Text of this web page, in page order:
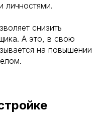
личностями.
снизить
А это, в свою
на повышении